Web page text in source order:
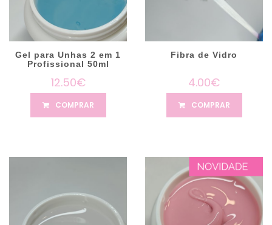
Gel para Unhas 2 em 1
Profissional 50ml
12.50€
COMPRAR
Fibra de Vidro
4.00€
COMPRAR